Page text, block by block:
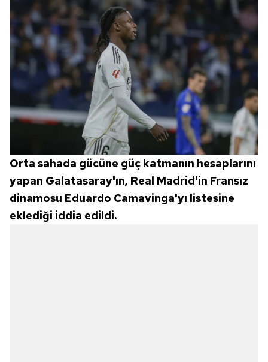
Orta sahada gücüne güç katmanın hesaplarını
yapan Galatasaray'ın, Real Madrid'in Fransız
dinamosu Eduardo Camavinga'yı listesine
eklediği iddia edildi.